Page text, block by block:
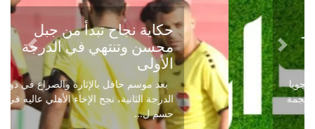
حكاية نجاح تبدأ من جبل
محسن وتنتهي في الدرجة
الأولى
بعد موسم حافل بالإثارة والصراع في دوري
الدرجة الثانية، نجح الإخاء الأهلي عاليه في
حسم ل...
Previous
Next